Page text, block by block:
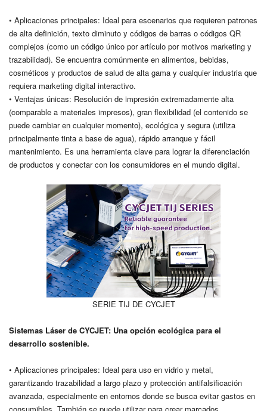
• Aplicaciones principales: Ideal para escenarios que requieren patrones
de alta definición, texto diminuto y códigos de barras o códigos QR
complejos (como un código único por artículo por motivos marketing y
trazabilidad). Se encuentra comúnmente en alimentos, bebidas,
cosméticos y productos de salud de alta gama y cualquier industria que
requiera marketing digital interactivo.
• Ventajas únicas: Resolución de impresión extremadamente alta
(comparable a materiales impresos), gran flexibilidad (el contenido se
puede cambiar en cualquier momento), ecológica y segura (utiliza
principalmente tinta a base de agua), rápido arranque y fácil
mantenimiento. Es una herramienta clave para lograr la diferenciación
de productos y conectar con los consumidores en el mundo digital.
SERIE TIJ DE CYCJET
Sistemas Láser de CYCJET: Una opción ecológica para el
desarrollo sostenible.
• Aplicaciones principales: Ideal para uso en vidrio y metal,
garantizando trazabilidad a largo plazo y protección antifalsificación
avanzada, especialmente en entornos donde se busca evitar gastos en